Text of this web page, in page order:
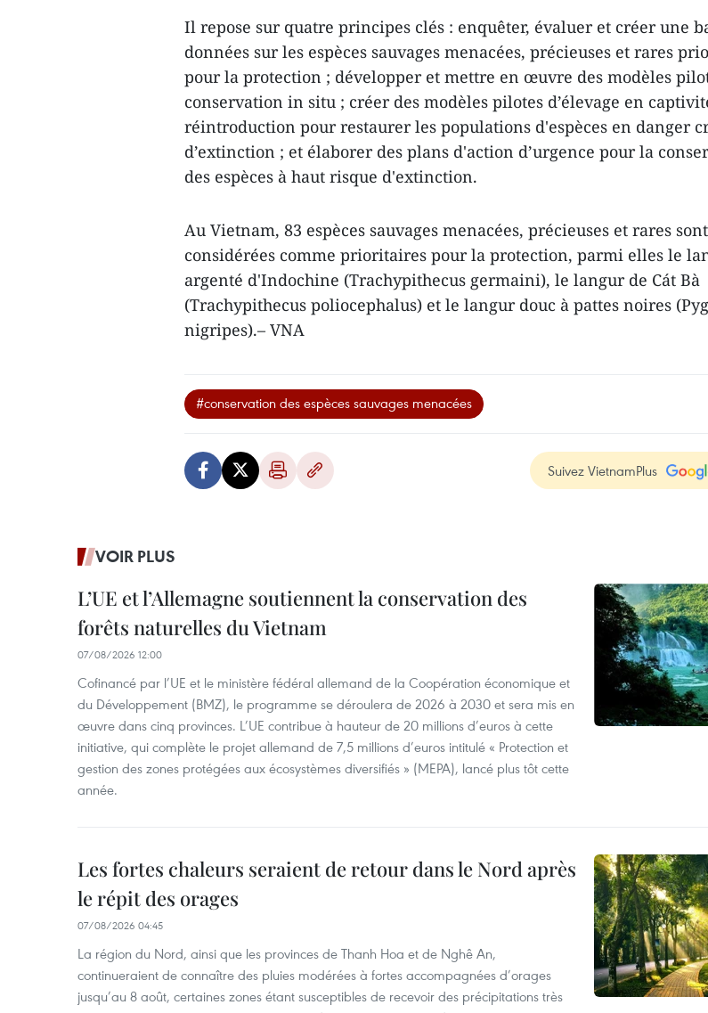
Il repose sur quatre principes clés : enquêter, évaluer et créer une
données sur les espèces sauvages menacées, précieuses et rares
pour la protection ; développer et mettre en œuvre des modèles
conservation in situ ; créer des modèles pilotes d’élevage en
réintroduction pour restaurer les populations d'espèces en danger
d’extinction ; et élaborer des plans d'action d’urgence pour la
des espèces à haut risque d'extinction.
Au Vietnam, 83 espèces sauvages menacées, précieuses et rares sont
considérées comme prioritaires pour la protection, parmi elles le
argenté d'Indochine (Trachypithecus germaini), le langur de Cát Bà
(Trachypithecus poliocephalus) et le langur douc à pattes noires
nigripes).– VNA
#conservation des espèces sauvages menacées
Suivez VietnamPlus
VOIR PLUS
L’UE et l’Allemagne soutiennent la conservation des
forêts naturelles du Vietnam
07/08/2026 12:00
Cofinancé par l’UE et le ministère fédéral allemand de la Coopération économique et
du Développement (BMZ), le programme se déroulera de 2026 à 2030 et sera mis en
œuvre dans cinq provinces. L’UE contribue à hauteur de 20 millions d’euros à cette
initiative, qui complète le projet allemand de 7,5 millions d’euros intitulé « Protection et
gestion des zones protégées aux écosystèmes diversifiés » (MEPA), lancé plus tôt cette
année.
Les fortes chaleurs seraient de retour dans le Nord après
le répit des orages
07/08/2026 04:45
La région du Nord, ainsi que les provinces de Thanh Hoa et de Nghê An,
continueraient de connaître des pluies modérées à fortes accompagnées d’orages
jusqu’au 8 août, certaines zones étant susceptibles de recevoir des précipitations très